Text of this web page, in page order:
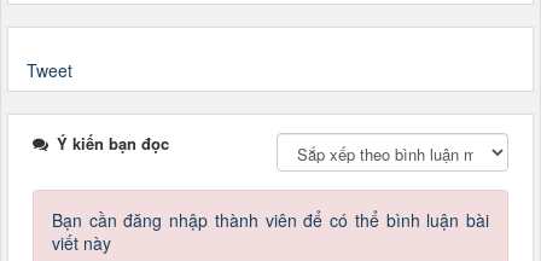
Tweet
Ý kiến bạn đọc
Bạn cần đăng nhập thành viên để có thể bình luận bài
viết này